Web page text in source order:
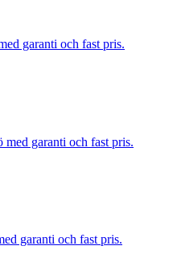
garanti och fast pris.
med garanti och fast pris.
garanti och fast pris.